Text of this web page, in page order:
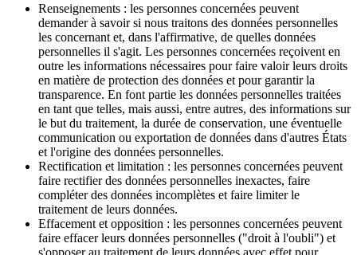
Renseignements : les personnes concernées peuvent
demander à savoir si nous traitons des données personnelles
les concernant et, dans l'affirmative, de quelles données
personnelles il s'agit. Les personnes concernées reçoivent en
outre les informations nécessaires pour faire valoir leurs droits
en matière de protection des données et pour garantir la
transparence. En font partie les données personnelles traitées
en tant que telles, mais aussi, entre autres, des informations sur
le but du traitement, la durée de conservation, une éventuelle
communication ou exportation de données dans d'autres États
et l'origine des données personnelles.
Rectification et limitation : les personnes concernées peuvent
faire rectifier des données personnelles inexactes, faire
compléter des données incomplètes et faire limiter le
traitement de leurs données.
Effacement et opposition : les personnes concernées peuvent
faire effacer leurs données personnelles ("droit à l'oubli") et
s'opposer au traitement de leurs données avec effet pour